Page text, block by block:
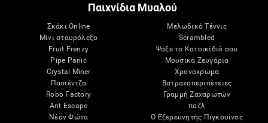
Παιχνίδια Μυαλού
Σκάκι Online
Μίνι σταυρόλεξο
Fruit Frenzy
Pipe Panic
Crystal Miner
Πασιέντζα
Robo Factory
Ant Escape
Νέον Φώτα
Μελωδικό Τέννις
Scrambled
Ψάξε το Κατοικίδιό σου
Μουσικά Ζευγάρια
Χρονοχρώμα
Βατραχοπεριπέτειες
Γραμμή Ζαχαρωτών
παζλ
Ο Εξερευνητής Πιγκουίνος